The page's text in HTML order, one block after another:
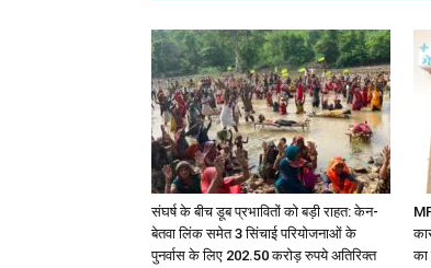
संघर्ष के बीच डूब प्रभावितों को बड़ी राहत: केन-
बेतवा लिंक समेत 3 सिंचाई परियोजनाओं के
पुनर्वास के लिए 202.50 करोड़ रुपये अतिरिक्त
का